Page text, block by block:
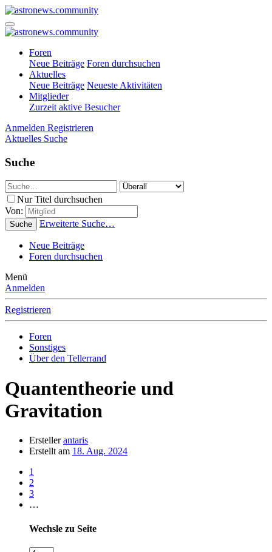
Foren
Neue Beiträge Foren durchsuchen
Aktuelles
Neue Beiträge Neueste Aktivitäten
Mitglieder
Zurzeit aktive Besucher
Anmelden Registrieren
Aktuelles Suche
Suche
Nur Titel durchsuchen
Von:
Suche Erweiterte Suche…
Neue Beiträge
Foren durchsuchen
Menü
Anmelden
Registrieren
Foren
Sonstiges
Über den Tellerrand
Quantentheorie und
Gravitation
Ersteller antaris
Erstellt am 18. Aug. 2024
1
2
3
…
Wechsle zu Seite